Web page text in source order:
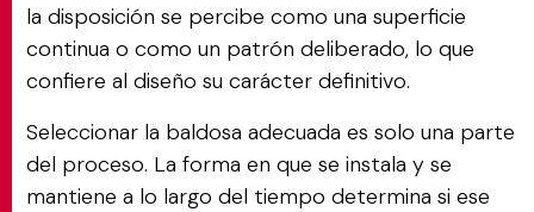
la disposición se percibe como una superficie
continua o como un patrón deliberado, lo que
confiere al diseño su carácter definitivo.
Seleccionar la baldosa adecuada es solo una parte
del proceso. La forma en que se instala y se
mantiene a lo largo del tiempo determina si ese